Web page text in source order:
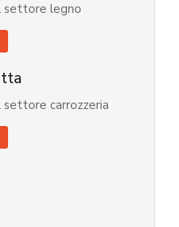
settore legno
settore carrozzeria